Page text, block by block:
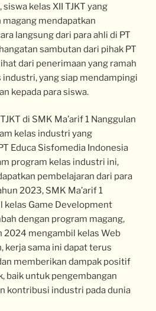
kelas XII TJKT yang
mendapatkan
langsung dari para ahli di PT
sambutan dari pihak PT
dari penerimaan yang ramah
yang siap mendampingi
kepada para siswa.
di SMK Ma’arif 1 Nanggulan
kelas industri yang
Educa Sisfomedia Indonesia
program kelas industri ini,
pembelajaran dari para
2023, SMK Ma’arif 1
kelas Game Development
dengan program magang,
2024 mengambil kelas Web
kerja sama ini dapat terus
memberikan dampak positif
baik untuk pengembangan
kontribusi industri pada dunia